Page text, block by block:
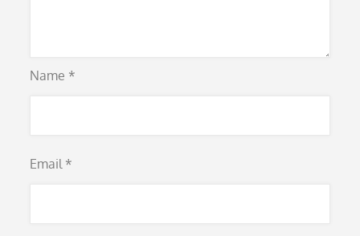
Name *
Email *